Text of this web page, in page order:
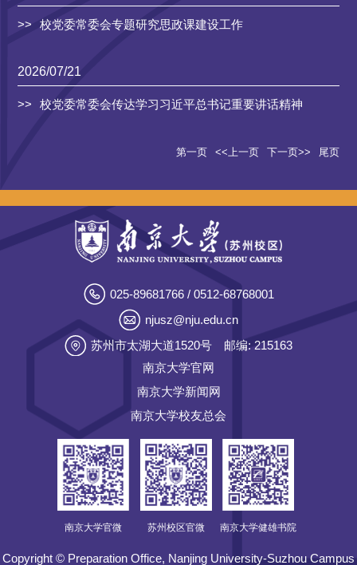
校党委常委会专题研究思政课建设工作
2026/07/21
校党委常委会传达学习习近平总书记重要讲话精神
第一页 <<上一页 下一页>> 尾页
025-89681766 / 0512-68768001
njusz@nju.edu.cn
苏州市太湖大道1520号
邮编: 215163
南京大学官网
南京大学新闻网
南京大学校友总会
南京大学官微 苏州校区官微 南京大学健雄书院
Copyright © Preparation Office, Nanjing University-Suzhou Campus